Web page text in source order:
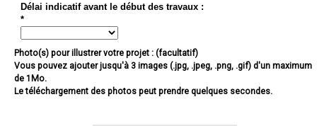
Délai indicatif avant le début des travaux :
*
Photo(s) pour illustrer votre projet : (facultatif)
Vous pouvez ajouter jusqu'à 3 images (.jpg, .jpeg, .png, .gif) d'un maximum
de 1Mo.
Le téléchargement des photos peut prendre quelques secondes.